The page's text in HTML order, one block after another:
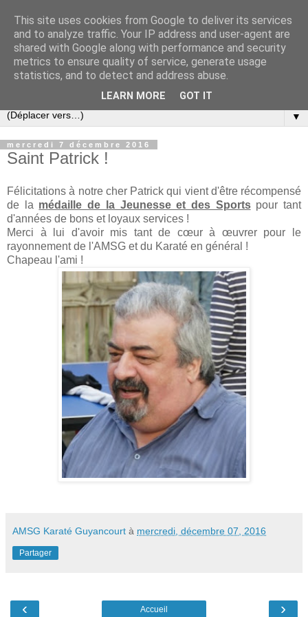
▼
mercredi 7 décembre 2016
Saint Patrick !
Félicitations à notre cher Patrick qui vient d'être récompensé
de la médaille de la Jeunesse et des Sportspour tant
d'années de bons et loyaux services !
Merci à lui d'avoir mis tant de cœur à œuvrer pour le
rayonnement de l'AMSG et du Karaté en général !
Chapeau l'ami !
AMSG Karaté Guyancourt à mercredi, décembre 07, 2016
Partager
‹ ›
Accueil
This site uses cookies from Google to deliver its services
and to analyze traffic. Your IP address and user-agent are
shared with Google along with performance and security
metrics to ensure quality of service, generate usage
statistics, and to detect and address abuse.
LEARN MORE GOT IT